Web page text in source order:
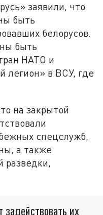
заявили, что
быть
белорусов.
быть
НАТО и
легион» в ВСУ, где
на закрытой
спецслужб,
а также
разведки,
задействовать их